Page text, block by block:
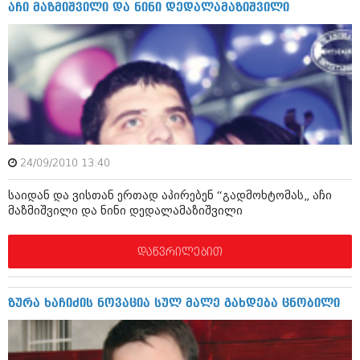
ოქტომბერი 2017 (231)
სექტემბერი 2017 (261)
აგვისტო 2017 (212)
ივლისი 2017 (233)
ივნისი 2017 (265)
მაისი 2017 (216)
აპრილი 2017 (220)
მარტი 2017 (212)
თებერვალი 2017 (205)
იანვარი 2017 (246)
დეკემბერი 2016 (207)
ნოემბერი 2016 (207)
აგვისტო 2016 (258)
ივნისი 2016 (221)
მაისი 2016 (261)
აპრილი 2016 (215)
მარტი 2016 (200)
თებერვალი 2016 (250)
აჩი მაზმიშვილი და ნინი დედალამაზიშვილი
24/09/2010 13:40
საიდან და ვისთან ერთად აპირებენ “გადმოხტომას„ აჩი
მაზმიშვილი და ნინი დედალამაზიშვილი
დაწვრილებით
ზურა ხაჩიძის ნოვაცია სულ მალე გახდება ცნობილი